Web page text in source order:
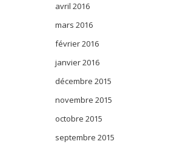
avril 2016
mars 2016
février 2016
janvier 2016
décembre 2015
novembre 2015
octobre 2015
septembre 2015